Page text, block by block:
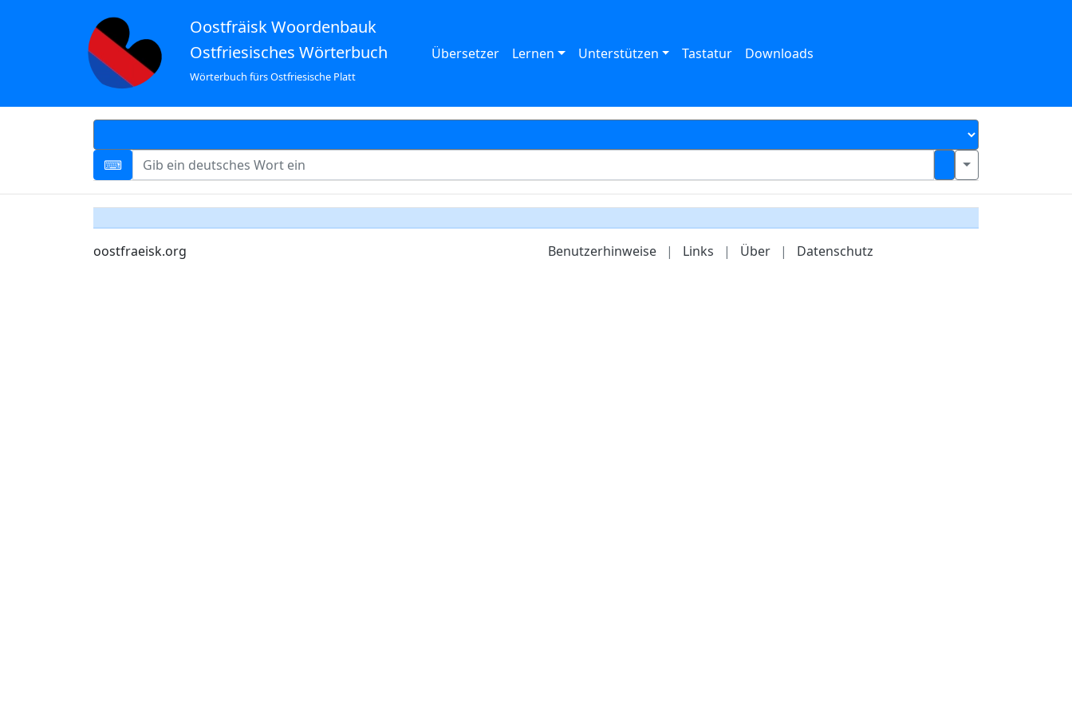
Oostfräisk Woordenbauk
Ostfriesisches Wörterbuch
Wörterbuch fürs Ostfriesische Platt
Übersetzer Lernen Unterstützen Tastatur Downloads
oostfraeisk.org Benutzerhinweise | Links | Über | Datenschutz